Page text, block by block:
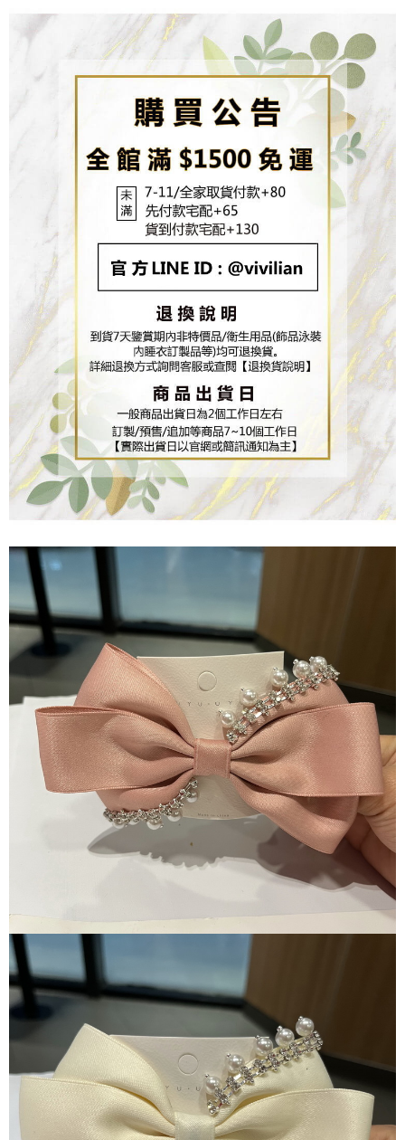
1.分期款項不併入電信帳單，「大哥付你分期」於每月結算日後寄送繳費提
醒簡訊。
2.透過簡訊連結打開帳單後，可選擇「超商條碼／台灣大直營門市／銀行轉
帳／街口支付／iPASS MONEY」等通路繳費。
1.本服務係由「台灣大哥大股份有限公司」（以下簡稱本公司）所提供，讓
用戶於交易時，得透過本服務購買商品或服務，並由商店將買賣／分期付款
買賣價金債權讓與本公司後，依約使用本公司帳單繳交帳款。
2.基於同意付款使用「大哥付你分期」之契約關係目的，商店將以您的個人
資料（包含姓名、電話或地址）提供予台灣大哥大進項蒐集、處理及利用，
由本公司與您本人進行分期帳單所需資料之確認、核對及更正。
3.完整用戶服務條款，請詳閱以下連結： https://oppay.tw/userRule
【「AFTEE先享後付」結帳流程】
１．於結帳方式選擇「AFTEE先享後付」後，將跳轉至「AFTEE先享後付」
結帳頁面，進行簡訊認證並確認金額後，即可完成結帳。
２．訂單成立數日內，您將收到繳費通知簡訊。
３．收到繳費通知簡訊後14天內，點擊此簡訊中的連結，可透過四大超商／
ATM／網路銀行／等多元方式進行付款，方視為交易完成。
※ 請注意：結帳手續完成當下不需立刻繳費，但若您需要取消訂單，請聯絡
購買商品的店家。未經商家同意取消之訂單仍視為有效，需透過AFTEE先享
後付繳納相關費用。
※ 交易是否成功請以「AFTEE先享後付 」之結帳頁面顯示為準，若有關於
是否繳費成功／繳費後需取消欲退款等相關疑問，請聯繫「AFTEE先享後付
https://netprotections.freshdesk.com/support/home
【注意事項】
１．透過由恩沛科技股份有限公司提供之「AFTEE先享後付」服務完成之交
易，需依本服務之必要範圍內提供個人資料，並將交易相關給付款項請求債
權轉讓予恩沛科技股份有限公司。
２．關於個人資料處理事宜，請瀏覽以下網址：
https://aftee.tw/terms/#terms3
３．未成年的使用者請事先徵得法定代理人或監護人之同意方可使用
「AFTEE先享後付」，若未經同意申辦者引起之損失，本公司不負相關責
４．使用「AFTEE先享後付」時，將依據個別帳號之用戶狀況，依本公司即
時審查核予不同之上限額度；若仍有額度不足之情形，本公司將視審查結果
請求用戶進行身份認證。
５．嚴禁一人註冊多個帳號或使用他人資訊註冊。若發現惡意使用之情形，
恩沛科技股份有限公司將有權停止該用戶之使用額度並採取法律行動。
全家取貨付款
每筆NT$80，滿NT$1,500(含以上)免運費
每筆NT$80，滿NT$1,500(含以上)免運費
先付款宅配到府
每筆NT$65，滿NT$1,500(含以上)免運費
每筆NT$130，滿NT$1,500(含以上)免運費
海外配送 查看運費